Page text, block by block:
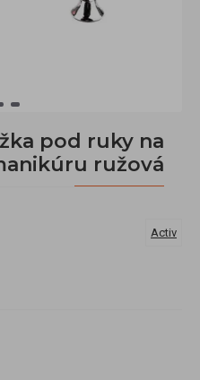
pod ruky na
ružová
Activ